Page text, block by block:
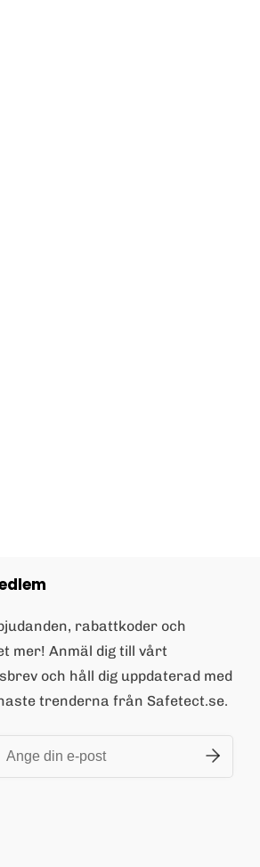
rabattkoder och
mer! Anmäl dig till vårt
och håll dig uppdaterad med
trenderna från Safetect.se.